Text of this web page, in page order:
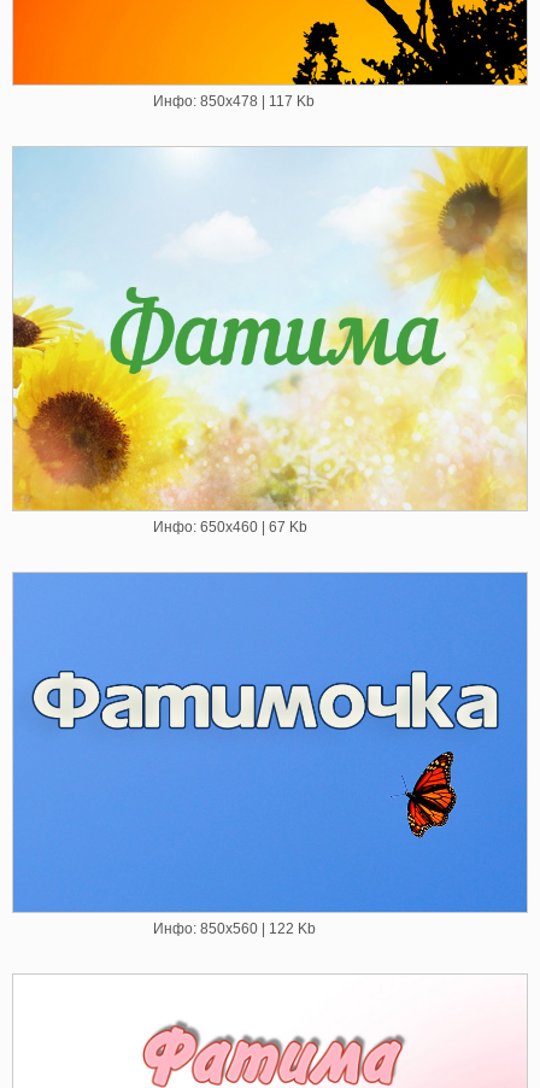
Инфо: 850х478 | 117 Kb
Инфо: 650х460 | 67 Kb
Инфо: 850х560 | 122 Kb